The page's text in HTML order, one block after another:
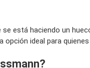
está haciendo un
ideal para